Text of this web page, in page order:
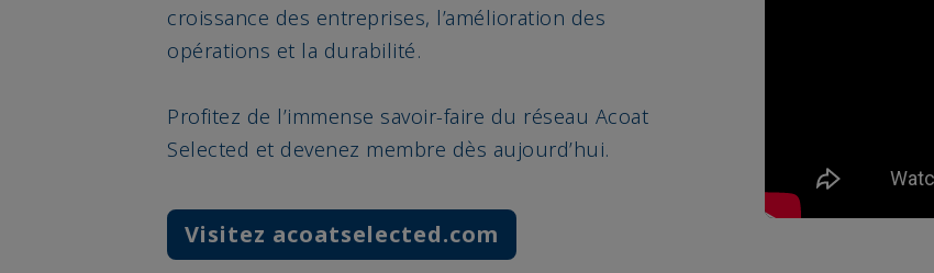
croissance des entreprises, l’amélioration des
opérations et la durabilité.
Profitez de l’immense savoir-faire du réseau Acoat
Selected et devenez membre dès aujourd’hui.
Visitez acoatselected.com